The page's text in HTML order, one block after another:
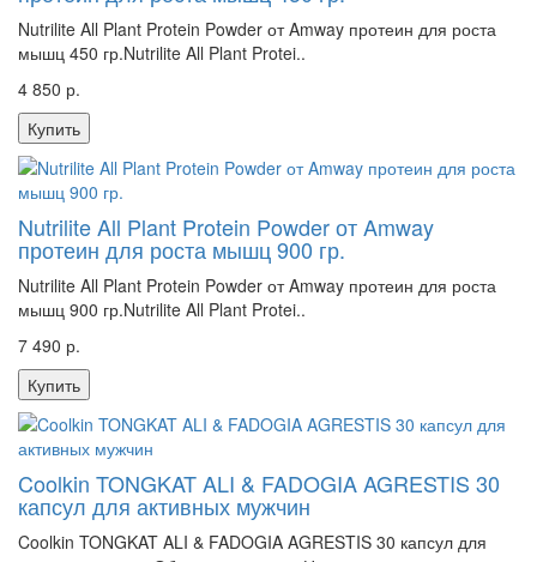
Nutrilite All Plant Protein Powder от Amway протеин для роста
мышц 450 гр.Nutrilite All Plant Protei..
4 850 р.
Купить
Nutrilite All Plant Protein Powder от Amway
протеин для роста мышц 900 гр.
Nutrilite All Plant Protein Powder от Amway протеин для роста
мышц 900 гр.Nutrilite All Plant Protei..
7 490 р.
Купить
Coolkin TONGKAT ALI & FADOGIA AGRESTIS 30
капсул для активных мужчин
Coolkin TONGKAT ALI & FADOGIA AGRESTIS 30 капсул для